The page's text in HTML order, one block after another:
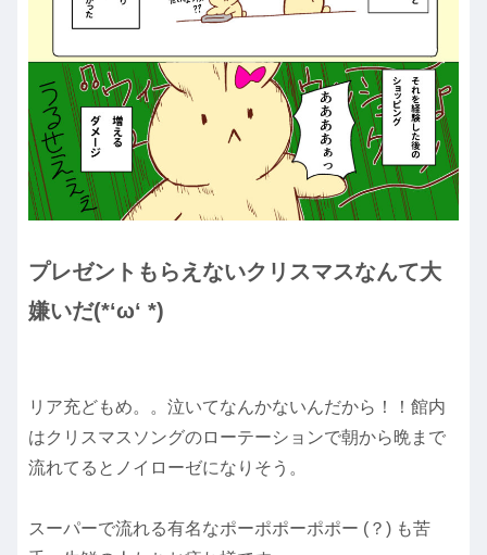
プレゼントもらえないクリスマスなんて大
嫌いだ(*‘ω‘ *)
リア充どもめ。。泣いてなんかないんだから！！館内
はクリスマスソングのローテーションで朝から晩まで
流れてるとノイローゼになりそう。
スーパーで流れる有名なポーポポーポポー (？) も苦